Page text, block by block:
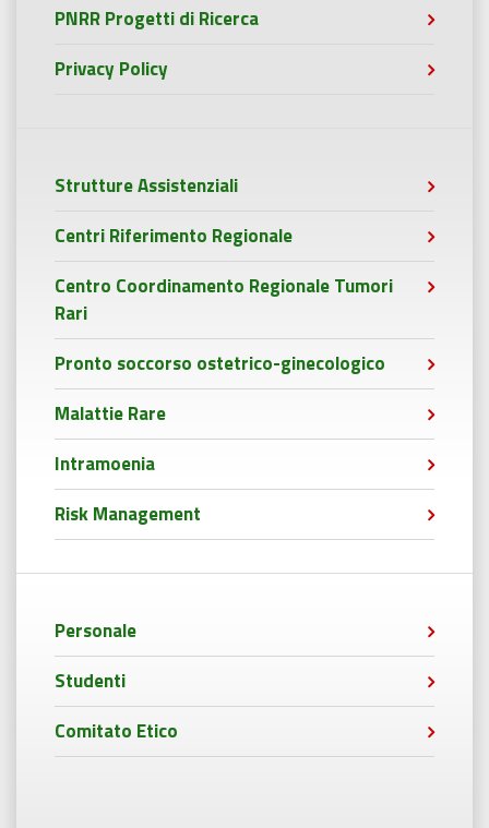
PNRR Progetti di Ricerca
Privacy Policy
Strutture Assistenziali
Centri Riferimento Regionale
Centro Coordinamento Regionale Tumori
Rari
Pronto soccorso ostetrico-ginecologico
Malattie Rare
Intramoenia
Risk Management
Personale
Studenti
Comitato Etico